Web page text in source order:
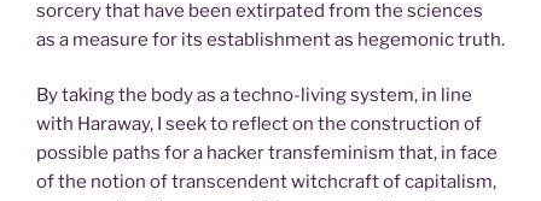
sorcery that have been extirpated from the sciences
as a measure for its establishment as hegemonic truth.
By taking the body as a techno-living system, in line
with Haraway, I seek to reflect on the construction of
possible paths for a hacker transfeminism that, in face
of the notion of transcendent witchcraft of capitalism,